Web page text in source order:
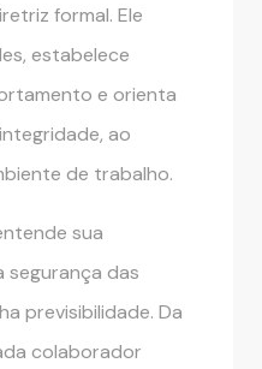
formal. Ele
estabelece
e orienta
ao
de trabalho.
sua
segurança das
previsibilidade. Da
colaborador